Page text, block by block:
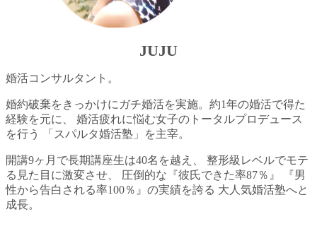
JUJU
婚活コンサルタント。
婚約破棄をきっかけにガチ婚活を実施。約1年の婚活で得た
経験を元に、 婚活疲れに悩む女子のトータルプロデュース
を行う 「スパルタ婚活塾」を主宰。
開講9ヶ月で長期講座生は40名を越え、 整形級レベルでモテ
る見た目に激変させ、 圧倒的な『彼氏できた率87％』 『男
性から告白される率100％』の実績を誇る 大人気婚活塾へと
成長。